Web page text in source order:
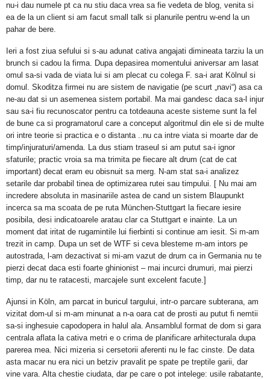
nu-i dau numele pt ca nu stiu daca vrea sa fie vedeta de blog, venita si
ea de la un client si am facut small talk si planurile pentru w-end la un
pahar de bere.
Ieri a fost ziua sefului si s-au adunat cativa angajati dimineata tarziu la un
brunch si cadou la firma. Dupa depasirea momentului aniversar am lasat
omul sa-si vada de viata lui si am plecat cu colega F. sa-i arat Kölnul si
domul. Skoditza firmei nu are sistem de navigatie (pe scurt „navi“) asa ca
ne-au dat si un asemenea sistem portabil. Ma mai gandesc daca sa-l injur
sau sa-i fiu recunoscator pentru ca totdeauna aceste sisteme sunt la fel
de bune ca si programatorul care a conceput algoritmul din ele si de multe
ori intre teorie si practica e o distanta ..nu ca intre viata si moarte dar de
timp/injuraturi/amenda. La dus stiam traseul si am putut sa-i ignor
sfaturile; practic vroia sa ma trimita pe fiecare alt drum (cat de cat
important) decat eram eu obisnuit sa merg. N-am stat sa-i analizez
setarile dar probabil tinea de optimizarea rutei sau timpului. [ Nu mai am
incredere absoluta in masinariile astea de cand un sistem Blaupunkt
incerca sa ma scoata de pe ruta München-Stuttgart la fiecare iesire
posibila, desi indicatoarele aratau clar ca Stuttgart e inainte. La un
moment dat iritat de rugamintile lui fierbinti si continue am iesit. Si m-am
trezit in camp. Dupa un set de WTF si ceva blesteme m-am intors pe
autostrada, l-am dezactivat si mi-am vazut de drum ca in Germania nu te
pierzi decat daca esti foarte ghinionist – mai incurci drumuri, mai pierzi
timp, dar nu te ratacesti, marcajele sunt excelent facute.]
Ajunsi in Köln, am parcat in buricul targului, intr-o parcare subterana, am
vizitat dom-ul si m-am minunat a n-a oara cat de prosti au putut fi nemtii
sa-si inghesuie capodopera in halul ala. Ansamblul format de dom si gara
centrala aflata la cativa metri e o crima de planificare arhitecturala dupa
parerea mea. Nici mizeria si cersetorii aferenti nu le fac cinste. De data
asta macar nu era nici un betziv pravalit pe spate pe treptile garii, dar
vine vara. Alta chestie ciudata, dar pe care o pot intelege: usile rabatante,